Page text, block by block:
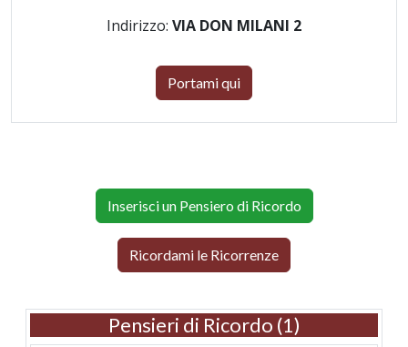
Indirizzo: VIA DON MILANI 2
Portami qui
Inserisci un Pensiero di Ricordo
Ricordami le Ricorrenze
Pensieri di Ricordo (1)